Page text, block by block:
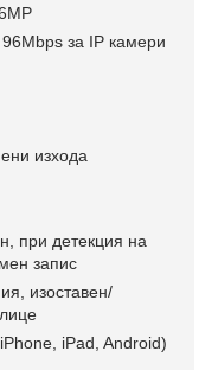
за IP камери
изхода
при детекция на
запис
изоставен/
iPad, Android)